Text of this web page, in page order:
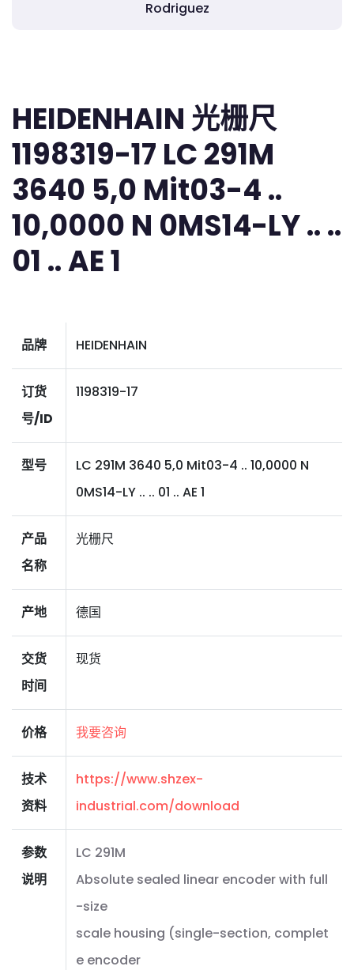
Rodriguez
HEIDENHAIN 光栅尺
1198319-17 LC 291M
3640 5,0 Mit03-4 ..
10,0000 N 0MS14-LY .. ..
01 .. AE 1
品牌 HEIDENHAIN
订货
号/ID
1198319-17
型号
LC 291M 3640 5,0 Mit03-4 .. 10,0000 N
0MS14-LY .. .. 01 .. AE 1
产品
名称
光栅尺
产地 德国
交货
时间
现货
价格 我要咨询
技术
资料
https://www.shzex-
industrial.com/download
参数
说明
LC 291M
Absolute sealed linear encoder with full
-size
scale housing (single-section, complet
e encoder